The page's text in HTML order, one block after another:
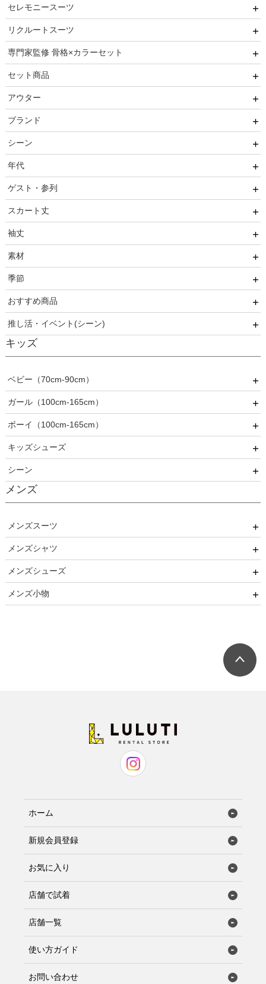
ルルティオリジナル
マザードレス
その他
持ち手あり
持ち手なし
フラット
ヘアーアクセサリー
イヤリング
ベルト
その他
ブレスレット
ブラックフォーマル
小物セット
セレモニースーツ
セレモニースーツ
セレモニー小物
リクルートスーツ
リクルートスーツセット
専門家監修 骨格×カラーセット
推しに会う日はこれ♡
高級レストランにぴったり！洗練された夜の装い
初めての結婚式参列はこれで間違いない！
ご親族・マザードレス風
同窓会に着ていきたい憧れドレスはこれ♡
ワンランク上を叶える謝恩会ドレス
好印象セレモニーコーデ 初めての卒園式もこれ一着で安心
♡
セット商品
8点セット(ドレス＋小物7点)
6点セット(ドレス＋小物5点)
4点セット（ドレス＋小物3点）
アウター
ファー
ジャケット
コート
ブランド
AIMER
CELFORD
FRAY I.D
SNIDEL
kaene
Phase Eight
REWAKES
シーン
結婚式・パーティ
成人式・同窓会
入卒・セレモニー
食事・挨拶
仏事
面接・入学式
年代
20代
30代
40代
50代
60代以上
ゲスト・参列
友人
親族
いとこ
職場
スカート丈
ミニ・ショート・膝上
膝丈
ミモレ丈・ひざ下
ロング
袖丈
袖あり
ノースリーブ
半袖
5分丈・7分丈
長袖
素材
レース・チュール
刺繍
ビジュー・スパンコール
フリル
ベロア
季節
春
夏
秋
オールシーズン
おすすめ商品
おすすめ商品
推し活・イベント(シーン)
推し活・イベント
キッズ
ベビー（70cm-90cm）
ドレス
スーツ
カジュアル
ガール（100cm-165cm）
フォーマル
ドレス
ボーイ（100cm-165cm）
スーツ
その他衣装
キッズシューズ
ローファー
キッズパンプス
シーン
結婚式
入学式
卒園式
卒業式
発表会
メンズ
メンズスーツ
パーティー
ブラックフォーマル
リクルート
メンズシャツ
ネクタイ用
蝶ネクタイ用
メンズシューズ
ストレートチップ
メンズ小物
ホーム
新規会員登録
お気に入り
店舗で試着
店舗一覧
使い方ガイド
お問い合わせ